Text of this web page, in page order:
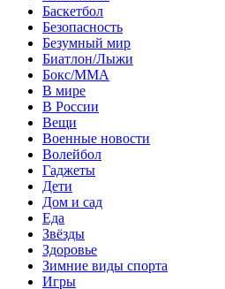
Баскетбол
Безопасность
Безумный мир
Биатлон/Лыжи
Бокс/MMA
В мире
В России
Вещи
Военные новости
Волейбол
Гаджеты
Дети
Дом и сад
Еда
Звёзды
Здоровье
Зимние виды спорта
Игры